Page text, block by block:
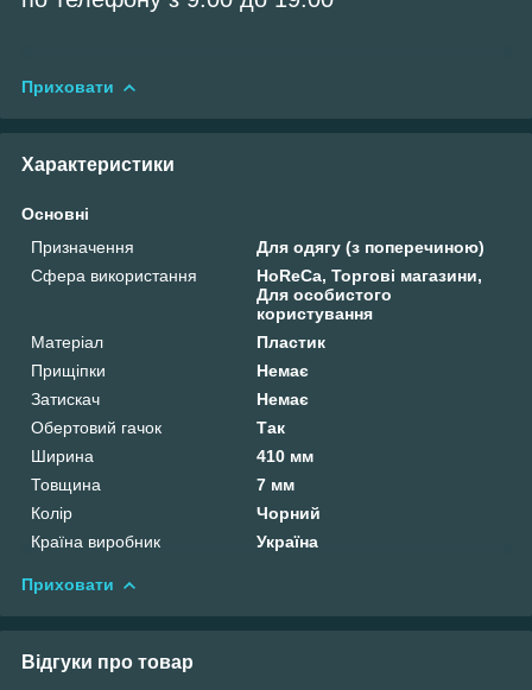
Приховати
Характеристики
Основні
Призначення
Для одягу (з поперечиною)
Сфера використання
HoReCa, Торгові магазини,
Для особистого
користування
Матеріал
Пластик
Прищіпки
Немає
Затискач
Немає
Обертовий гачок
Так
Ширина
410 мм
Товщина
7 мм
Колір
Чорний
Країна виробник
Україна
Приховати
Відгуки про товар